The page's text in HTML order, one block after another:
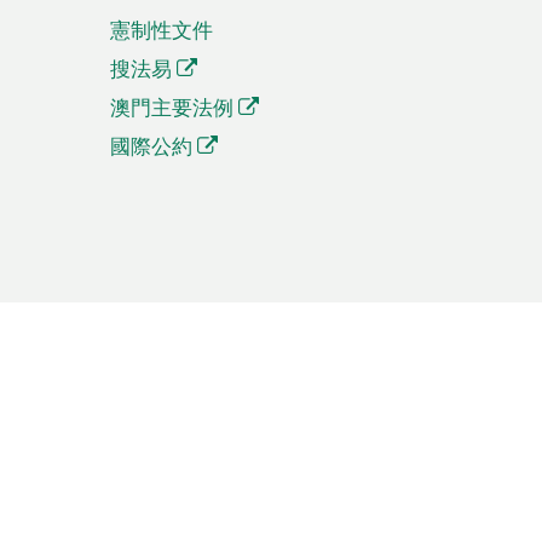
憲制性文件
搜法易
澳門主要法例
國際公約